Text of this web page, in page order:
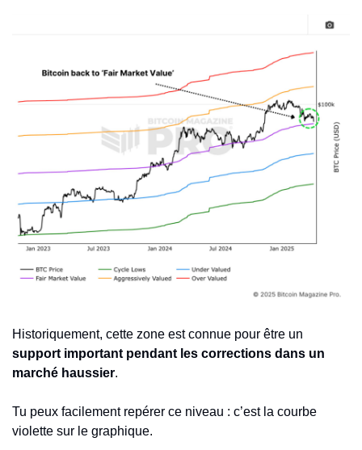
support important pendant les corrections dans un
marché haussier.
Tu peux facilement repérer ce niveau : c’est la courbe
violette sur le graphique.